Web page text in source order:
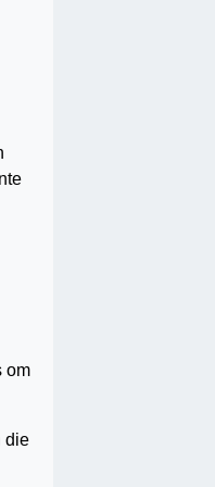
om
die